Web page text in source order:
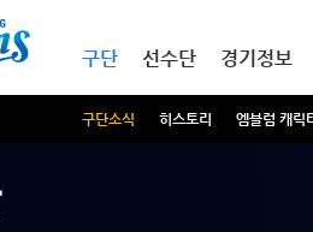
구단
구단소식 히스토리 엠블럼 캐릭
선수단 경기정보